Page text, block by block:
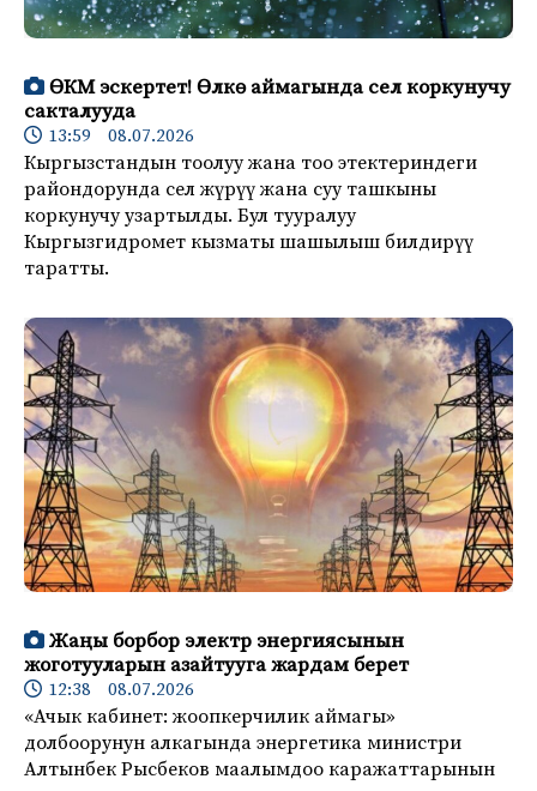
ӨКМ эскертет! Өлкө аймагында сел коркунучу
сакталууда
13:59 08.07.2026
Кыргызстандын тоолуу жана тоо этектериндеги
райондорунда сел жүрүү жана суу ташкыны
коркунучу узартылды. Бул тууралуу
Кыргызгидромет кызматы шашылыш билдирүү
таратты.
Жаңы борбор электр энергиясынын
жоготууларын азайтууга жардам берет
12:38 08.07.2026
«Ачык кабинет: жоопкерчилик аймагы»
долбоорунун алкагында энергетика министри
Алтынбек Рысбеков маалымдоо каражаттарынын